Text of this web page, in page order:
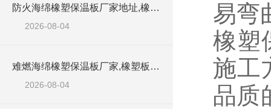
防火海绵橡塑保温板厂家地址,橡塑批发商
2026-08-04
难燃海绵橡塑保温板厂家,橡塑板阻燃保温棉
2026-08-04
易弯
橡塑
施工
品质